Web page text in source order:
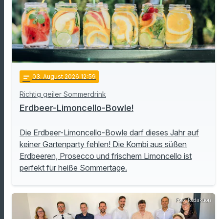
notes 03. August 2026 12:59
Richtig geiler Sommerdrink
Erdbeer-Limoncello-Bowle!
Die Erdbeer-Limoncello-Bowle darf dieses Jahr auf
keiner Gartenparty fehlen! Die Kombi aus süßen
Erdbeeren, Prosecco und frischem Limoncello ist
perfekt für heiße Sommertage.
Foto: Redaktion